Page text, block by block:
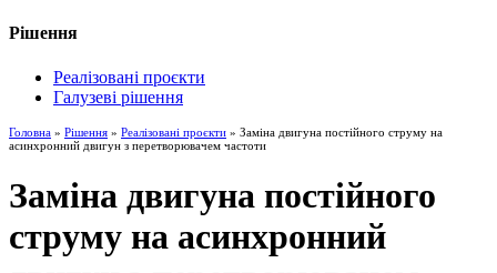
Рішення
Реалізовані проєкти
Галузеві рішення
Головна » Рішення » Реалізовані проєкти » Заміна двигуна постійного струму на
асинхронний двигун з перетворювачем частоти
Заміна двигуна постійного
струму на асинхронний